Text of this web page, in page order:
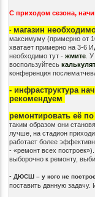
С приходом сезона,
- магазин
максимуму (примерно от
хватает примерно на 3-6
необходимо тут - жмите. У
воспользуйтесь
конференция
-инфраструктура
рекомендуем
ремонтировать её
таким образом они
лучше, на стадион
работает более
- «ремонт всех
выборочно к ремонту,
-ДЮСШ – у кого не
поставить данную